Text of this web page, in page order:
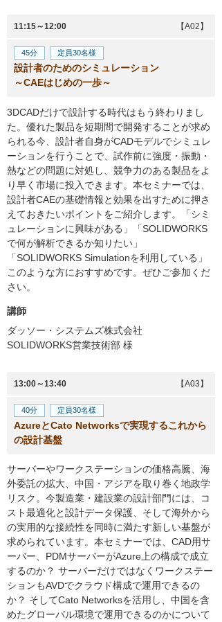
11:15～12:00 【A02】
45分 定員30名様
設計者のためのシミュレーション
～CAEはじめの一歩～
3DCADだけで設計する時代はもう終わりまし
た。優れた製品を短期間で開発することが求め
られる今、設計者自身がCADモデルでシミュレ
ーションを行うことで、試作前に強度・振動・
熱などの問題に対処し、競争力のある製品をよ
り早く市場に投入できます。本セミナーでは、
設計者CAEの基礎情報と効果を出すために押さ
えておきたいポイントをご紹介します。「シミ
ュレーションに興味がある」「SOLIDWORKS
で何が解析できるか知りたい」
「SOLIDWORKS Simulationを利用している」
このような方におすすめです。ぜひご参加くだ
さい。
講師
ダッソー・システムズ株式会社
SOLIDWORKS営業技術部 様
13:00～13:40 【A03】
40分 定員30名様
AzureとCato Networksで実現するこれから
の設計基盤
サーバーやワークステーションの価格高騰、海
外委託の拡大、中国・アジアを取り巻く地政学
リスク。今製造業・建設業の設計部門には、コ
スト最適化と設計データ保護、そして海外から
の実用的な接続性を同時に満たす新しい基盤が
求められています。本セミナーでは、CAD用サ
ーバー、PDMサーバーがAzure上の構成で成立
するのか？ サーバーだけではなくワークステー
ションもAVDでクラウド構成で運用できるの
か？ そしてCato Networksを活用し、中国を含
めたグローバル環境で運用できるのかについて